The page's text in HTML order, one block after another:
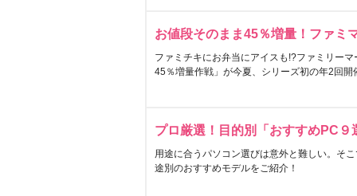
お値段そのまま45％増量！ファミ
ファミチキにお弁当にアイスも!?ファミリー
45％増量作戦」が今夏、シリーズ初の年2回開
プロ厳選！目的別「おすすめPC９
用途に合うパソコン選びは意外と難しい。そ
途別のおすすめモデルをご紹介！